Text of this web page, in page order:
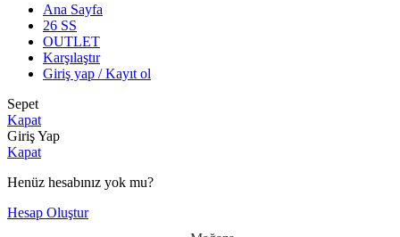
Ana Sayfa
26 SS
OUTLET
Karşılaştır
Giriş yap / Kayıt ol
Sepet
Kapat
Giriş Yap
Kapat
Henüz hesabınız yok mu?
Hesap Oluştur